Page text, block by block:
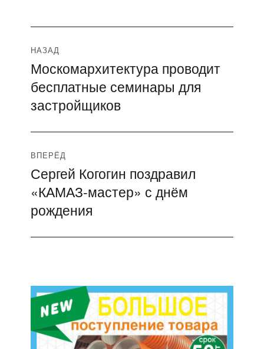
Навигация
по
записям
НАЗАД
Предыдущая
запись:
Москомархитектура проводит
бесплатные семинары для
застройщиков
ВПЕРЁД
Следующая
запись:
Сергей Когогин поздравил
«КАМАЗ-мастер» с днём
рождения